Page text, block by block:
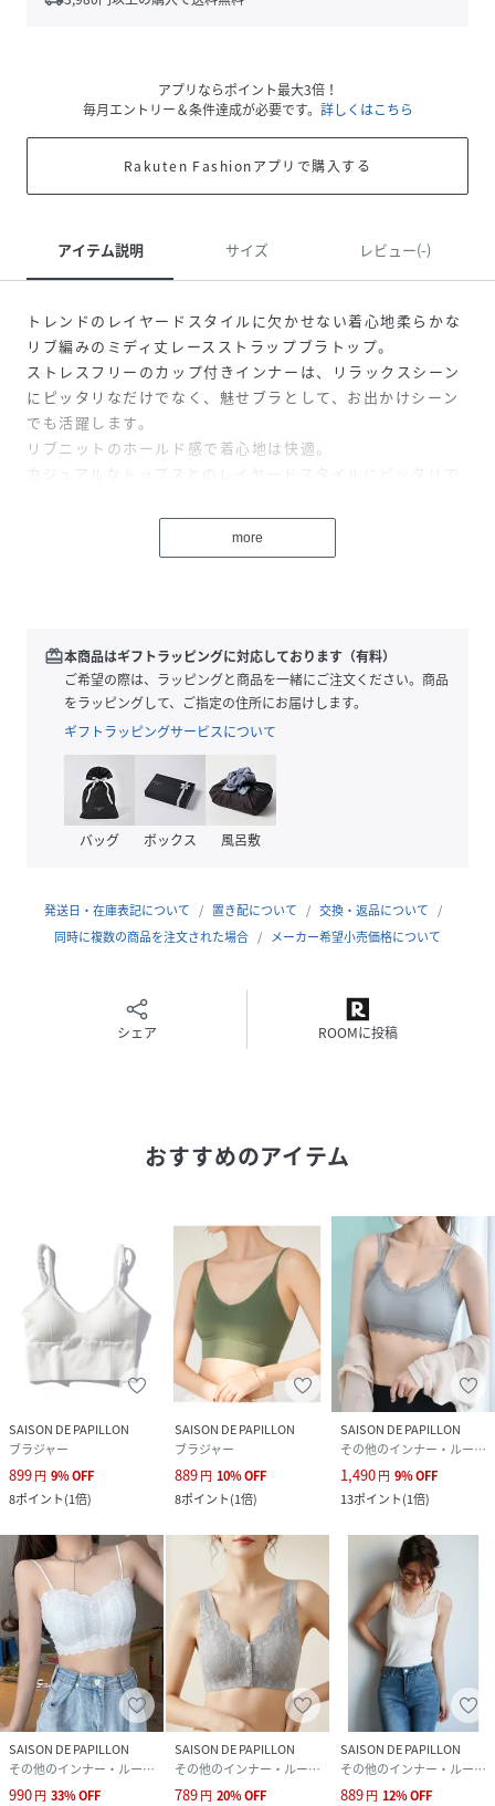
アプリならポイント最大3倍！
毎月エントリー＆条件達成が必要です。 詳しくはこちら
Rakuten Fashionアプリで購入する
アイテム説明 サイズ レビュー(-)
トレンドのレイヤードスタイルに欠かせない着心地柔らかな
リブ編みのミディ丈レースストラップブラトップ。
ストレスフリーのカップ付きインナーは、リラックスシーン
にピッタリなだけでなく、魅せブラとして、お出かけシーン
でも活躍します。
リブニットのホールド感で着心地は快適。
カジュアルなトップスとのレイヤードスタイルにピッタリで
首元はデコルテをきれいに見せるVネック。
ベーシックな形なので、トップスとのコーディネートもしや
トレンドのシアートップスやワイドシャツとレイヤードすれ
ば、オトナの抜け感漂うお出かけコーデの完成です！
ちらりと覗いてもいやらしさを感じさせないレースの縁取り
でデイリーに着回せます。
ミディ丈ブラトップなので、いつものブラとおなじ感覚で着
用可能。
マタニティウェアやスポーツウェアとしてもおススメの1枚。
原産国 中国
more
redeem本商品はギフトラッピングに対応しております（有料）
ご希望の際は、ラッピングと商品を一緒にご注文ください。商品
をラッピングして、ご指定の住所にお届けします。
ギフトラッピングサービスについて
バッグ ボックス 風呂敷
発送日・在庫表記について 置き配について
交換・返品について
同時に複数の商品を注文された場合
メーカー希望小売価格について
シェア ROOMに投稿
おすすめのアイテム
SAISON DE PAPILLON
ブラジャー
899円 9%OFF
8ポイント(1倍)
SAISON DE PAPILLON
ブラジャー
889円 10%OFF
8ポイント(1倍)
SAISON DE PAPILLON
その他のインナー・ルームウェア
1,490円 9%OFF
13ポイント(1倍)
SAISON DE PAPILLON
その他のインナー・ルームウェア
990円 33%OFF
SAISON DE PAPILLON
その他のインナー・ルームウェア
789円 20%OFF
SAISON DE PAPILLON
その他のインナー・ルームウェア
889円 12%OFF